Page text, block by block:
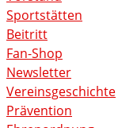
Sportstätten
Beitritt
Fan-Shop
Newsletter
Vereinsgeschichte
Prävention